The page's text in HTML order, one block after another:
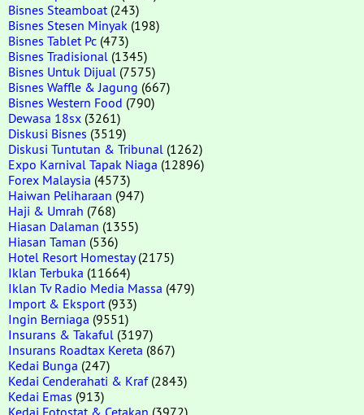
Bisnes Steamboat (243)
Bisnes Stesen Minyak (198)
Bisnes Tablet Pc (473)
Bisnes Tradisional (1345)
Bisnes Untuk Dijual (7575)
Bisnes Waffle & Jagung (667)
Bisnes Western Food (790)
Dewasa 18sx (3261)
Diskusi Bisnes (3519)
Diskusi Tuntutan & Tribunal (1262)
Expo Karnival Tapak Niaga (12896)
Forex Malaysia (4573)
Haiwan Peliharaan (947)
Haji & Umrah (768)
Hiasan Dalaman (1355)
Hiasan Taman (536)
Hotel Resort Homestay(2175)
Iklan Terbuka (11664)
Iklan Tv Radio Media Massa (479)
Import & Eksport (933)
Ingin Berniaga (9551)
Insurans & Takaful (3197)
Insurans Roadtax Kereta (867)
Kedai Bunga (247)
Kedai Cenderahati & Kraf(2843)
Kedai Emas (913)
Kedai Fotostat & Cetakan (3972)